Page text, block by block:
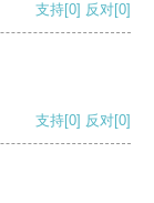
支持[0] 反对[0]
支持[0] 反对[0]